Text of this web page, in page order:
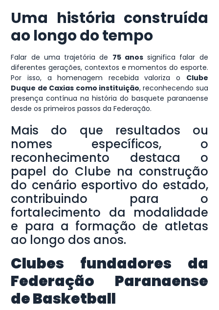
Uma história construída
ao longo do tempo
Falar de uma trajetória de 75 anossignifica falar de
diferentes gerações, contextos e momentos do esporte.
Por isso, a homenagem recebida valoriza o Clube
Duque de Caxias como instituição, reconhecendo sua
presença contínua na história do basquete paranaense
desde os primeiros passos da Federação.
Mais do que resultados ou
nomes específicos, o
reconhecimento destaca o
papel do Clube na construção
do cenário esportivo do estado,
contribuindo para o
fortalecimento da modalidade
e para a formação de atletas
ao longo dos anos.
Clubes fundadores da
Federação Paranaense
de Basketball